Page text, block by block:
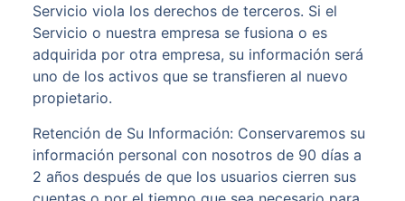
Servicio viola los derechos de terceros. Si el
Servicio o nuestra empresa se fusiona o es
adquirida por otra empresa, su información será
uno de los activos que se transfieren al nuevo
propietario.
Retención de Su Información: Conservaremos su
información personal con nosotros de 90 días a
2 años después de que los usuarios cierren sus